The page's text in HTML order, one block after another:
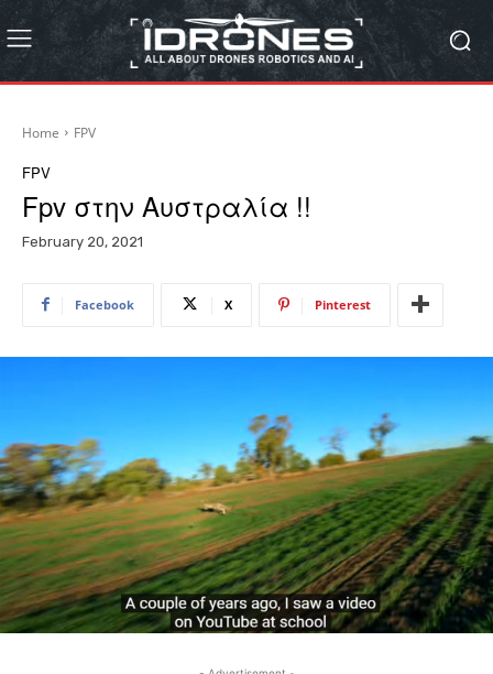
Home FPV
FPV
Fpv στην Αυστραλία !!
February 20, 2021
Facebook X Pinterest